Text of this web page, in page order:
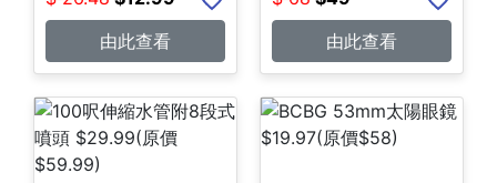
由此查看
由此查看